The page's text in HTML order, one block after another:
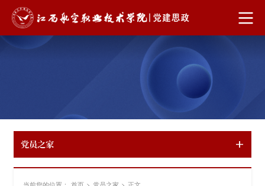
党员之家
当前您的位置： 首页 > 党员之家 > 正文